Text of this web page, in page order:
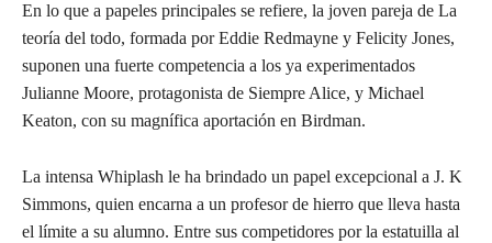
En lo que a papeles principales se refiere, la joven pareja de La
teoría del todo, formada por Eddie Redmayne y Felicity Jones,
suponen una fuerte competencia a los ya experimentados
Julianne Moore, protagonista de Siempre Alice, y Michael
Keaton, con su magnífica aportación en Birdman.
La intensa Whiplash le ha brindado un papel excepcional a J. K
Simmons, quien encarna a un profesor de hierro que lleva hasta
el límite a su alumno. Entre sus competidores por la estatuilla al